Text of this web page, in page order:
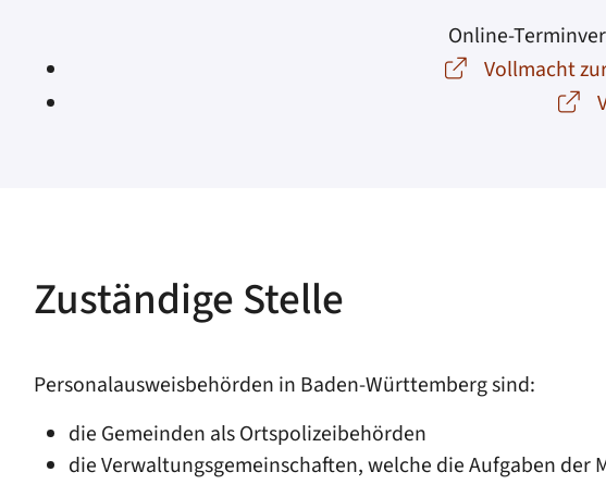
Online-
Vollmacht
Zuständige Stelle
Personalausweisbehörden in Baden-Württemberg sind:
die Gemeinden als Ortspolizeibehörden
die Verwaltungsgemeinschaften,welche die Aufgaben der